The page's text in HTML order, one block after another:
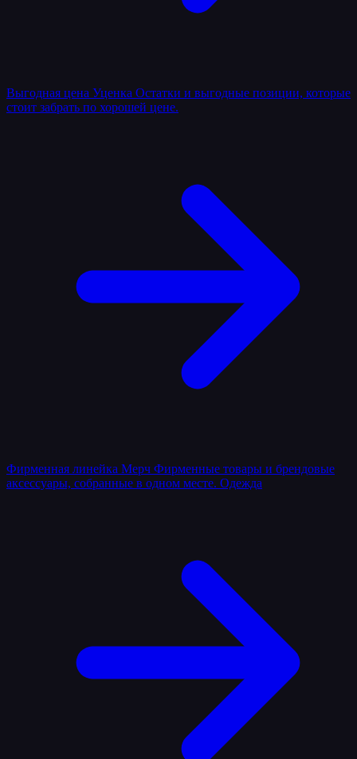
Выгодная цена Уценка Остатки и выгодные позиции, которые
стоит забрать по хорошей цене.
Фирменная линейка Мерч Фирменные товары и брендовые
аксессуары, собранные в одном месте. Одежда